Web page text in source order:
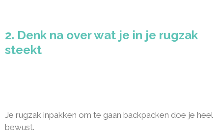
2. Denk na over wat je in je rugzak
steekt
Je rugzak inpakken om te gaan backpacken doe je heel
bewust.